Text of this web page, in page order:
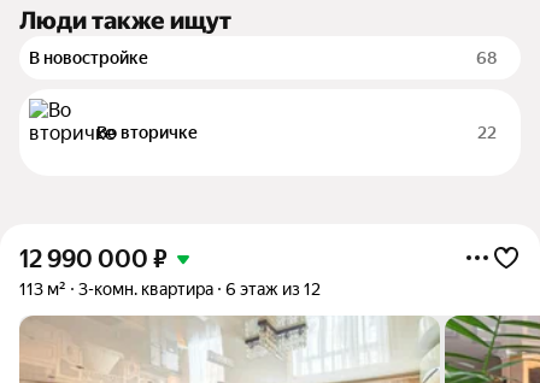
Люди также ищут
В новостройке 68
Во вторичке 22
12 990 000 ₽
113 м² 3-комн. квартира 6 этаж из 12